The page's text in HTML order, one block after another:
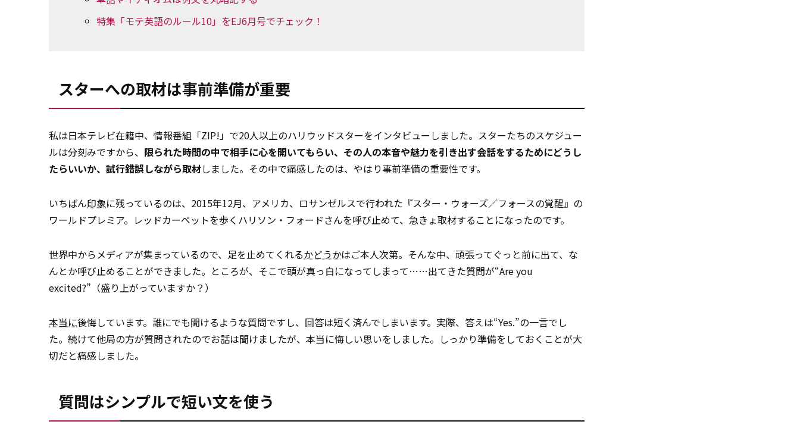
特集「モテ英語のルール10」をEJ6月号でチェック！
スターへの取材は事前準備が重要
私は日本テレビ在籍中、情報番組「ZIP!」で20人以上のハリウッドスターをインタビューしました。スターたちのスケジュー
ルは分刻みですから、 限られた時間の中で相手に心を開いてもらい、その人の本音や魅力を引き出す会話をするためにどうし
たらいいか、試行錯誤しながら取材しました。その中で痛感したのは、やはり事前準備の重要性です。
いちばん印象に残っているのは、2015年12月、アメリカ、ロサンゼルスで行われた『スター・ウォーズ／フォースの覚醒』の
ワールドプレミア。レッドカーペットを歩くハリソン・フォードさんを呼び止めて、急きょ取材することになったのです。
世界中からメディアが集まっているので、足を止めてくれるかどうかはご本人次第。そんな中、頑張ってぐっと前に出て、な
んとか呼び止めることができました。ところが、そこで頭が真っ白になってしまって……出てきた質問が“Are you
excited?”（盛り上がっていますか？）
本当に後悔しています。誰にでも聞けるような質問ですし、回答は短く済んでしまいます。実際、答えは“Yes.”の一言でし
た。続けて他局の方が質問されたのでお話は聞けましたが、本当に悔しい思いをしました。しっかり準備をしておくことが大
切だと痛感しました。
質問はシンプルで短い文を使う